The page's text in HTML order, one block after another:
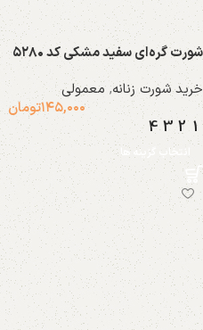
شورت گره‌ای سفید مشکی کد ۵۲۸۰
خرید شورت زنانه,معمولی
۱۴۵,۰۰۰تومان
1
2
3
4
انتخاب گزینه ها